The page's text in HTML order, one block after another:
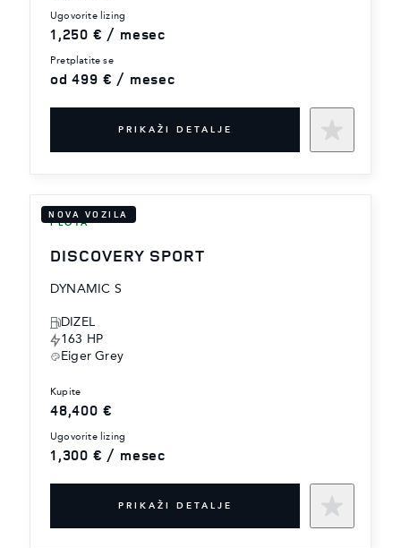
ugovorite lizing
1,250 € / mesec
pretplatite se
od 499 € / mesec
PRIKAŽI DETALJE
NOVA VOZILA
FLOTA
DISCOVERY SPORT
DYNAMIC S
DIZEL
163 HP
Eiger Grey
kupite
48,400 €
ugovorite lizing
1,300 € / mesec
PRIKAŽI DETALJE